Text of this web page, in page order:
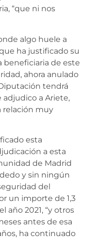
“que ni nos
algo huele a
ha justificado su
beneficiaria de este
ahora anulado
tendrá
a Ariete,
relación muy
esta
a esta
de Madrid
y sin ningún
del
un importe de 1,3
año 2021, “y otros
antes de esa
ha continuado